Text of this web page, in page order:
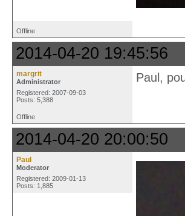
Offline
2014-04-20 19:45:56
margrit
Administrator
Registered: 2007-09-03
Posts: 5,388
Paul,
Offline
2014-04-20 20:00:50
Paul
Moderator
Registered: 2009-01-13
Posts: 1,885